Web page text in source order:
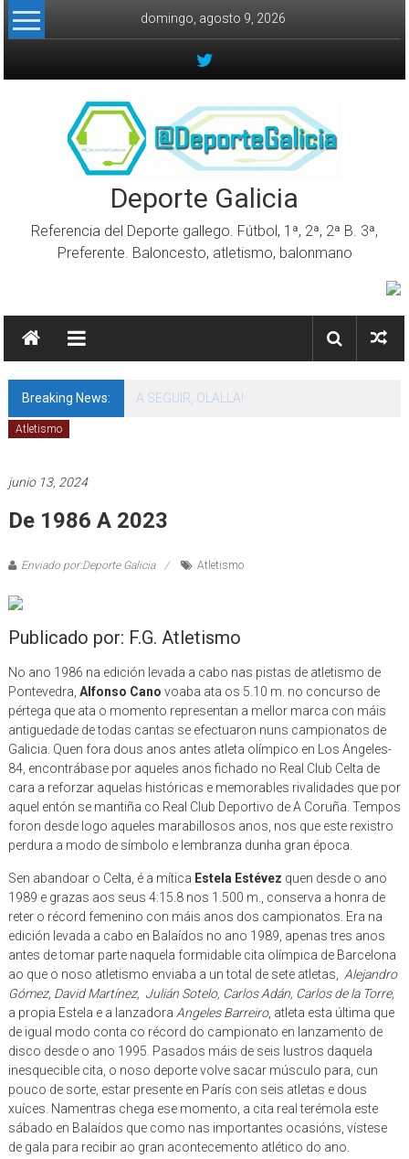
Skip to content
domingo, agosto 9, 2026
Deporte Galicia
Referencia del Deporte gallego. Fútbol, 1ª, 2ª, 2ª B. 3ª,
Preferente. Baloncesto, atletismo, balonmano
Breaking News: A SEGUIR, OLALLA!
Atletismo
junio 13, 2024
De 1986 A 2023
Enviado por:Deporte Galicia Atletismo
Publicado por: F.G. Atletismo
No ano 1986 na edición levada a cabo nas pistas de atletismo de
Pontevedra, Alfonso Cano voaba ata os 5.10 m. no concurso de
pértega que ata o momento representan a mellor marca con máis
antiguedade de todas cantas se efectuaron nuns campionatos de
Galicia. Quen fora dous anos antes atleta olímpico en Los Angeles-
84, encontrábase por aqueles anos fichado no Real Club Celta de
cara a reforzar aquelas históricas e memorables rivalidades que por
aquel entón se mantiña co Real Club Deportivo de A Coruña. Tempos
foron desde logo aqueles marabillosos anos, nos que este rexistro
perdura a modo de símbolo e lembranza dunha gran época.
Sen abandoar o Celta, é a mítica Estela Estévez quen desde o ano
1989 e grazas aos seus 4:15.8 nos 1.500 m., conserva a honra de
reter o récord femenino con máis anos dos campionatos. Era na
edición levada a cabo en Balaídos no ano 1989, apenas tres anos
antes de tomar parte naquela formidable cita olímpica de Barcelona
ao que o noso atletismo enviaba a un total de sete atletas, Alejandro
Gómez, David Martínez, Julián Sotelo, Carlos Adán, Carlos de la Torre,
a propia Estela e a lanzadora Angeles Barreiro, atleta esta última que
de igual modo conta co récord do campionato en lanzamento de
disco desde o ano 1995. Pasados máis de seis lustros daquela
inesquecible cita, o noso deporte volve sacar músculo para, cun
pouco de sorte, estar presente en París con seis atletas e dous
xuíces. Namentras chega ese momento, a cita real terémola este
sábado en Balaídos que como nas importantes ocasións, vístese
de gala para recibir ao gran acontecemento atlético do ano.